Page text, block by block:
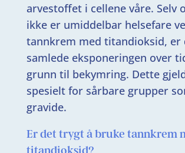
arvestoffet i cellene våre. Selv
ikke er umiddelbar helsefare
tannkrem med titandioksid, er
samlede eksponeringen over
grunn til bekymring. Dette
spesielt for sårbare grupper
gravide.
Er det trygt å bruke tannkrem
titandioksid?